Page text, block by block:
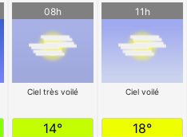
08h
Ciel très voilé
14°
11h
Ciel voilé
18°